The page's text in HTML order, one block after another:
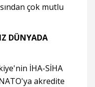
çok mutlu
DÜNYADA
İHA-SİHA
akredite